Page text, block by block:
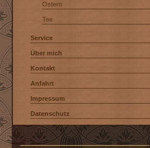
Ostern
Tee
Service
Über mich
Kontakt
Anfahrt
Impressum
Datenschutz
______________________